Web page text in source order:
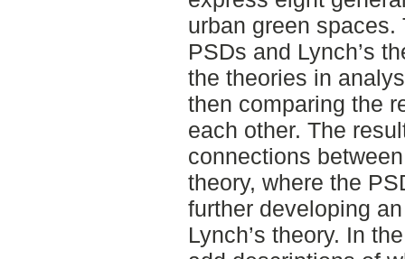
urban green
PSDs and Lynch’s
the theories in
then comparing the
each other. The
connections
theory, where the
further developing
Lynch’s theory. In